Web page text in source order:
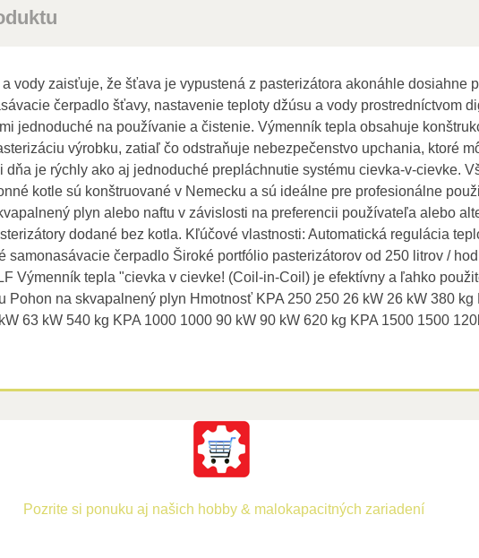
vody zaisťuje, že šťava je vypustená z pasterizátora akonáhle dosiahne
čerpadlo šťavy, nastavenie teploty džúsu a vody prostredníctvom
jednoduché na používanie a čistenie. Výmenník tepla obsahuje
výrobku, zatiaľ čo odstraňuje nebezpečenstvo upchania, ktoré
je rýchly ako aj jednoduché prepláchnutie systému cievka-v-cievke.
kotle sú konštruované v Nemecku a sú ideálne pre profesionálne
plyn alebo naftu v závislosti na preferencii používateľa alebo
dodané bez kotla. Kľúčové vlastnosti: Automatická regulácia
čerpadlo Široké portfólio pasterizátorov od 250 litrov /
Výmenník tepla "cievka v cievke! (Coil-in-Coil) je efektívny a ľahko
Pohon na skvapalnený plyn Hmotnosť KPA 250 250 26 kW 26 kW 380
63 kW 540 kg KPA 1000 1000 90 kW 90 kW 620 kg KPA 1500 1500
Pozrite si ponuku aj našich hobby & malokapacitných zariadení